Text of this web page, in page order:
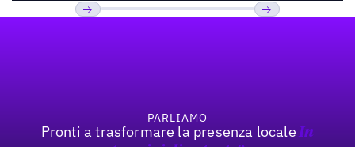
PARLIAMO
Pronti a trasformare la presenza locale In